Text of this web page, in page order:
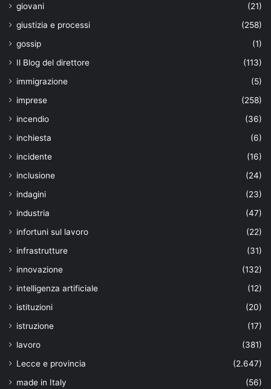
giovani
(21)
giustizia e processi
(258)
gossip
(1)
Il Blog del direttore
(113)
immigrazione
(5)
imprese
(258)
incendio
(36)
inchiesta
(6)
incidente
(16)
inclusione
(24)
indagini
(23)
industria
(47)
infortuni sul lavoro
(22)
infrastrutture
(31)
innovazione
(132)
intelligenza artificiale
(12)
istituzioni
(20)
istruzione
(17)
lavoro
(381)
Lecce e provincia
(2.647)
made in Italy
(56)